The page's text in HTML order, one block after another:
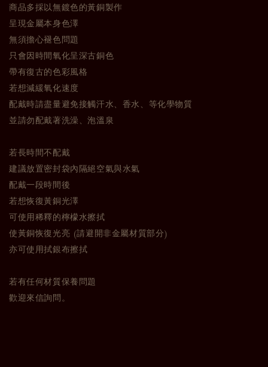
商品多採以無鍍色的黃銅製作
呈現金屬本身色澤
無須擔心褪色問題
只會因時間氧化呈深古銅色
帶有復古的色彩風格
若想減緩氧化速度
配戴時請盡量避免接觸汗水、香水、等化學物質
並請勿配戴著洗澡、泡溫泉
若長時間不配戴
建議放置密封袋內隔絕空氣與水氣
配戴一段時間後
若想恢復黃銅光澤
可使用稀釋的檸檬水擦拭
使黃銅恢復光亮 (請避開非金屬材質部分)
亦可使用拭銀布擦拭
若有任何材質保養問題
歡迎來信詢問。